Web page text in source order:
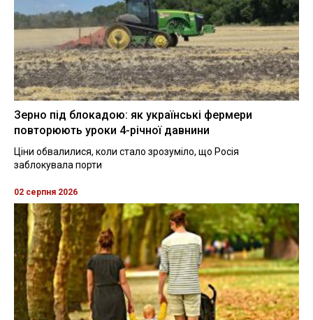
Зерно під блокадою: як українські фермери
повторюють уроки 4-річної давнини
Ціни обвалилися, коли стало зрозуміло, що Росія
заблокувала порти
02 серпня 2026